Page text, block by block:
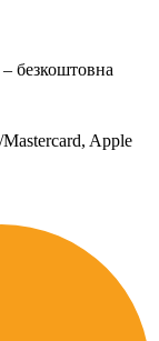
безкоштовна
Apple